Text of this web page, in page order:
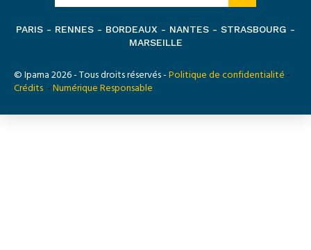
PARIS - RENNES - BORDEAUX - NANTES - STRASBOURG -
MARSEILLE
© Ipama 2026 - Tous droits réservés - Politique de confidentialité -
Crédits - Numérique Responsable